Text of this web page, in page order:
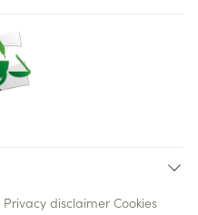
Privacy disclaimer Cookies